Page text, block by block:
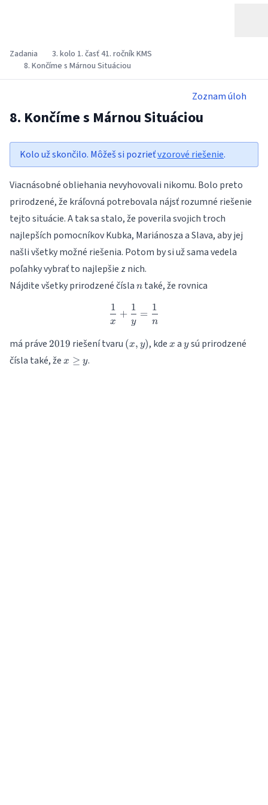
Zadania
3. kolo 1. časť 41. ročník KMS
8. Končíme s Márnou Situáciou
Zoznam úloh
8. Končíme s Márnou Situáciou
Kolo už skončilo. Môžeš si pozrieťvzorové riešenie.
Viacnásobné obliehania nevyhovovali nikomu. Bolo preto
prirodzené, že kráľovná potrebovala nájsť rozumné riešenie
tejto situácie. A tak sa stalo, že poverila svojich troch
najlepších pomocníkov Kubka, Mariánosza a Slava, aby jej
našli všetky možné riešenia. Potom by si už sama vedela
poľahky vybrať to najlepšie z nich.
Nájdite všetky prirodzené čísla n
n také, že rovnica
x
1
+
y
1
=
n
1
má práve 2019
2019 riešení tvaru (x,y)
(x, y), kdex
x ay
ysú prirodzené
čísla také, že x\geq
x ≥ y.